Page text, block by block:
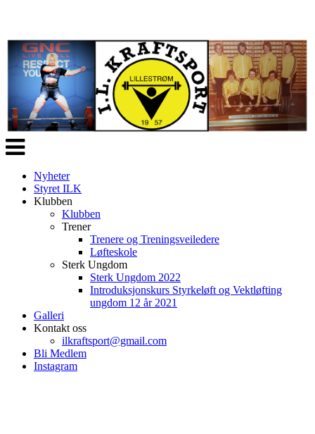
Veksle
navigasjon
Nyheter
Styret ILK
Klubben
Klubben
Trener
Trenere og Treningsveiledere
Løfteskole
Sterk Ungdom
Sterk Ungdom 2022
Introduksjonskurs Styrkeløft og Vektløfting
ungdom 12 år 2021
Galleri
Kontakt oss
ilkraftsport@gmail.com
Bli Medlem
Instagram